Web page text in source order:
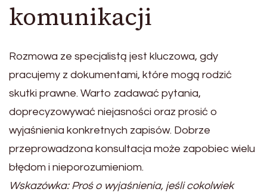
komunikacji
Rozmowa ze specjalistą jest kluczowa, gdy
pracujemy z dokumentami, które mogą rodzić
skutki prawne. Warto zadawać pytania,
doprecyzowywać niejasności oraz prosić o
wyjaśnienia konkretnych zapisów. Dobrze
przeprowadzona konsultacja może zapobiec wielu
błędom i nieporozumieniom.
Wskazówka: Proś o wyjaśnienia, jeśli cokolwiek